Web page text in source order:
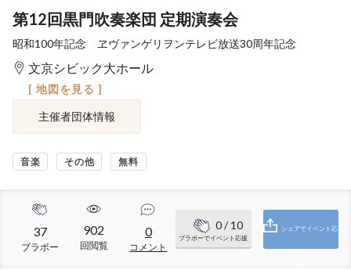
第12回黒門吹奏楽団 定期演奏会
昭和100年記念 ヱヴァンゲリヲンテレビ放送30周年記念
文京シビック大ホール
[ 地図を見る ]
主催者団体情報
音楽 その他 無料
37
ブラボー
902
回閲覧
0
コメント
0/ 10
ブラボーでイベント応援
シェアでイベント応